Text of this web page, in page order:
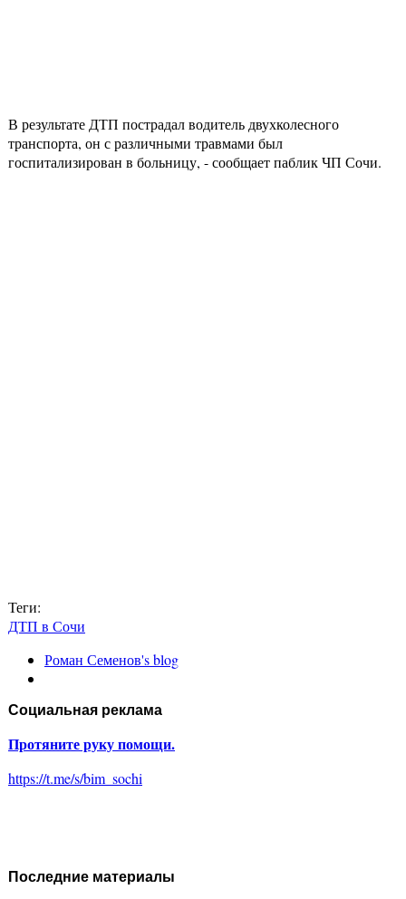
В результате ДТП пострадал водитель двухколесного
транспорта, он с различными травмами был
госпитализирован в больницу, - сообщает паблик ЧП Сочи.
Теги:
ДТП в Сочи
Роман Семенов's blog
Социальная реклама
Протяните руку помощи.
https://t.me/s/bim_sochi
Последние материалы